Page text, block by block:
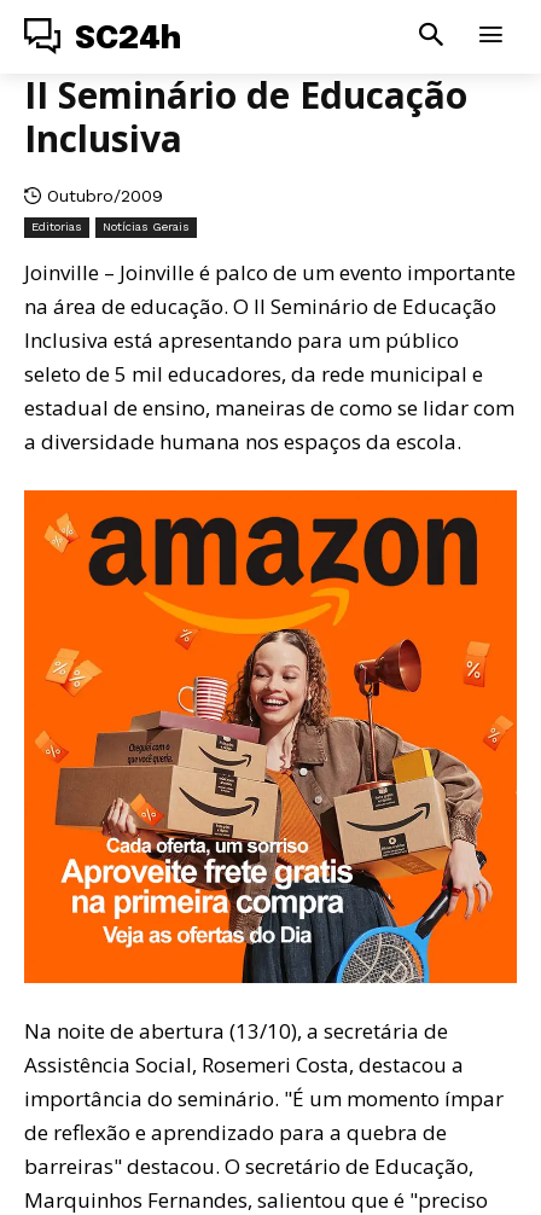
SC24h
II Seminário de Educação
Inclusiva
Outubro/2009
Editorias Notícias Gerais
Joinville – Joinville é palco de um evento importante
na área de educação. O II Seminário de Educação
Inclusiva está apresentando para um público
seleto de 5 mil educadores, da rede municipal e
estadual de ensino, maneiras de como se lidar com
a diversidade humana nos espaços da escola.
Na noite de abertura (13/10), a secretária de
Assistência Social, Rosemeri Costa, destacou a
importância do seminário. "É um momento ímpar
de reflexão e aprendizado para a quebra de
barreiras" destacou. O secretário de Educação,
Marquinhos Fernandes, salientou que é "preciso